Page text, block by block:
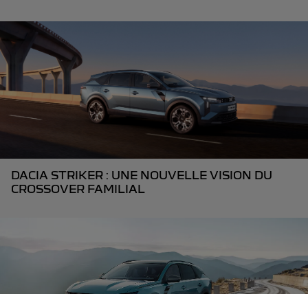
DACIA STRIKER : UNE NOUVELLE VISION DU
CROSSOVER FAMILIAL